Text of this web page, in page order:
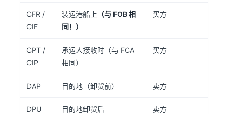
CFR /
CIF
装运港船上 （与 FOB 相
同！）
买方
CPT /
CIP
承运人接收时（与 FCA
相同）
买方
DAP 目的地（卸货前） 卖方
DPU 目的地卸货后 卖方